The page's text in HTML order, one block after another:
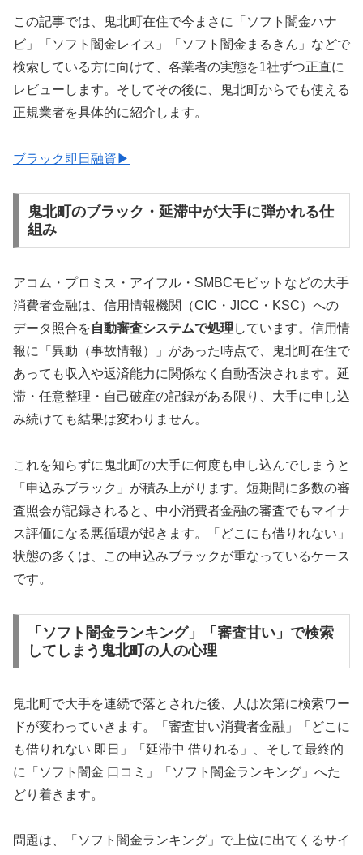
この記事では、鬼北町在住で今まさに「ソフト闇金ハナ
ビ」「ソフト闇金レイス」「ソフト闇金まるきん」などで
検索している方に向けて、各業者の実態を1社ずつ正直に
レビューします。そしてその後に、鬼北町からでも使える
正規業者を具体的に紹介します。
ブラック即日融資▶
鬼北町のブラック・延滞中が大手に弾かれる仕
組み
アコム・プロミス・アイフル・SMBCモビットなどの大手
消費者金融は、信用情報機関（CIC・JICC・KSC）への
データ照合を自動審査システムで処理 しています。信用情
報に「異動（事故情報）」があった時点で、鬼北町在住で
あっても収入や返済能力に関係なく自動否決されます。延
滞・任意整理・自己破産の記録がある限り、大手に申し込
み続けても結果は変わりません。
これを知らずに鬼北町の大手に何度も申し込んでしまうと
「申込みブラック」が積み上がります。短期間に多数の審
査照会が記録されると、中小消費者金融の審査でもマイナ
ス評価になる悪循環が起きます。「どこにも借りれない」
状態の多くは、この申込みブラックが重なっているケース
です。
「ソフト闇金ランキング」「審査甘い」で検索
してしまう鬼北町の人の心理
鬼北町で大手を連続で落とされた後、人は次第に検索ワー
ドが変わっていきます。「審査甘い消費者金融」「どこに
も借りれない 即日」「延滞中 借りれる」、そして最終的
に「ソフト闇金 口コミ」「ソフト闇金ランキング」へた
どり着きます。
問題は、「ソフト闇金ランキング」で上位に出てくるサイ